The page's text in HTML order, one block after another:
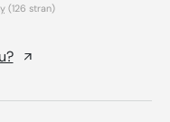
(126 stran)